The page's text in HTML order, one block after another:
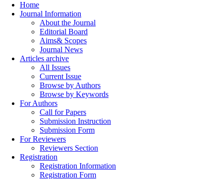
Home
Journal Information
About the Journal
Editorial Board
Aims& Scopes
Journal News
Articles archive
All Issues
Current Issue
Browse by Authors
Browse by Keywords
For Authors
Call for Papers
Submission Instruction
Submission Form
For Reviewers
Reviewers Section
Registration
Registration Information
Registration Form